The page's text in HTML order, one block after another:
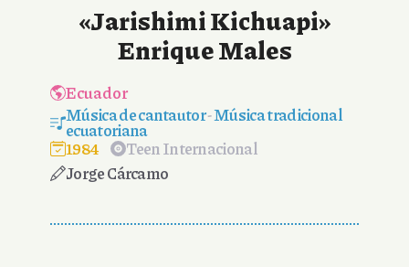
«Jarishimi Kichuapi»
Enrique Males
Ecuador
Música de cantautor-Música tradicional
ecuatoriana
1984
Teen Internacional
Jorge Cárcamo